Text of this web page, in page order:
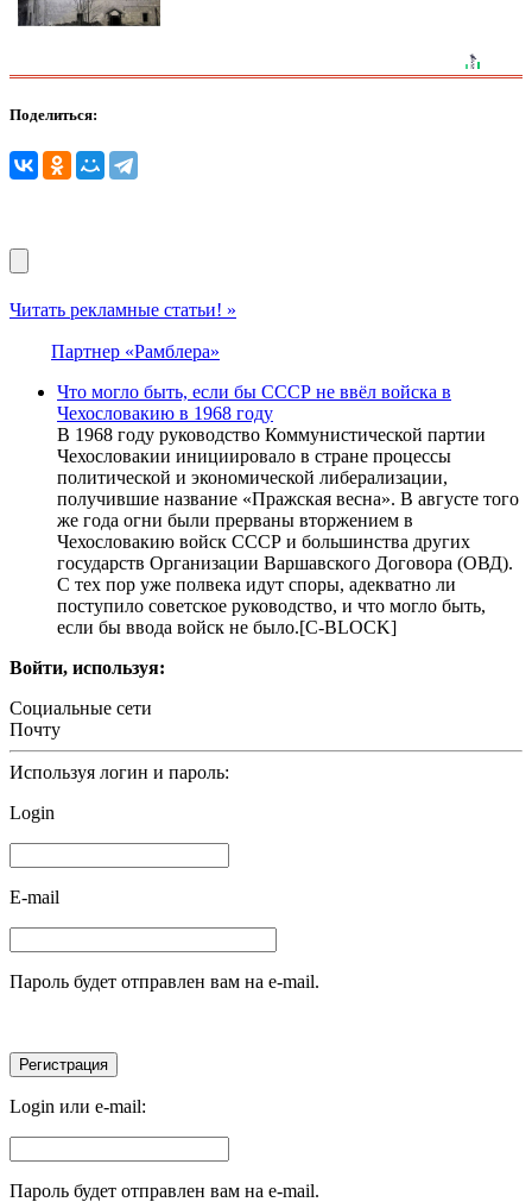
Поделиться:
Читать рекламные статьи! »
Партнер «Рамблера»
Что могло быть, если бы СССР не ввёл войска в
Чехословакию в 1968 году
В 1968 году руководство Коммунистической партии
Чехословакии инициировало в стране процессы
политической и экономической либерализации,
получившие название «Пражская весна». В августе того
же года огни были прерваны вторжением в
Чехословакию войск СССР и большинства других
государств Организации Варшавского Договора (ОВД).
С тех пор уже полвека идут споры, адекватно ли
поступило советское руководство, и что могло быть,
если бы ввода войск не было.[С-BLOCK]
Войти, используя:
Социальные сети
Почту
Используя логин и пароль:
Login
E-mail
Пароль будет отправлен вам на e-mail.
Login или e-mail:
Пароль будет отправлен вам на e-mail.